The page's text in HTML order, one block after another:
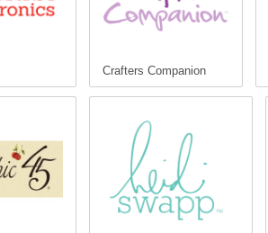
Crafters Companion